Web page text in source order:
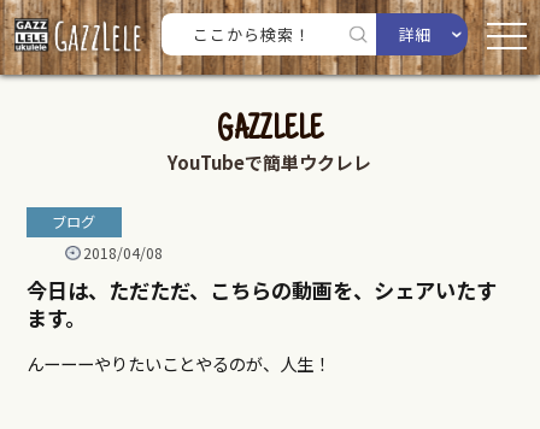
詳細
GAZZLELE
YouTubeで簡単ウクレレ
ブログ
2018/04/08
今日は、ただただ、こちらの動画を、シェアいたす
ます。
んーーーやりたいことやるのが、人生！